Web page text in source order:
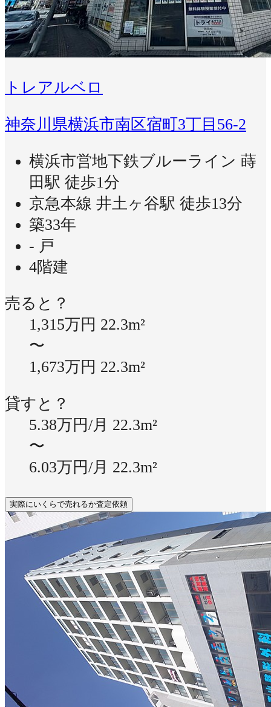
トレアルベロ
神奈川県横浜市南区宿町3丁目56-2
横浜市営地下鉄ブルーライン 蒔
田駅 徒歩1分
京急本線 井土ヶ谷駅 徒歩13分
築33年
- 戸
4階建
売ると？
1,315万円 22.3m²
〜
1,673万円 22.3m²
貸すと？
5.38万円/月 22.3m²
〜
6.03万円/月 22.3m²
実際にいくらで売れるか査定依頼